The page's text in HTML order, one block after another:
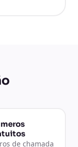
de chamada